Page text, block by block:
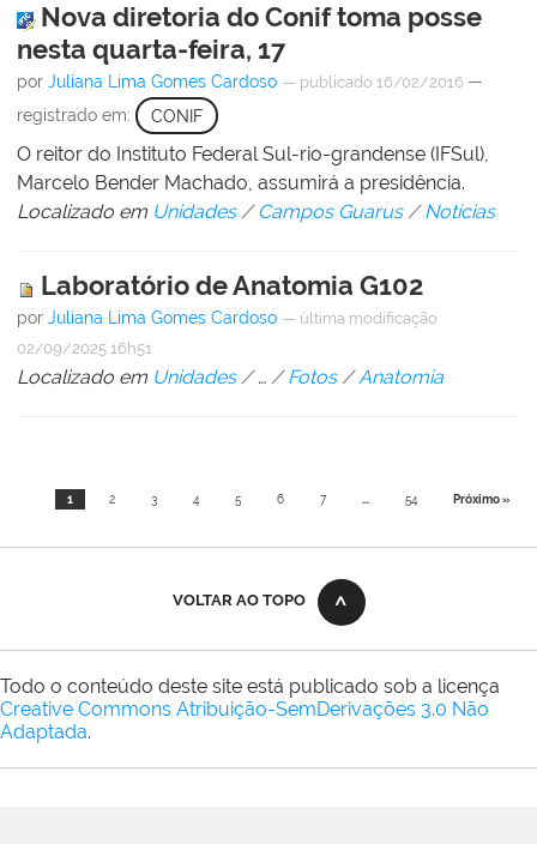
Nova diretoria do Conif toma posse
nesta quarta-feira, 17
por Juliana Lima Gomes Cardoso — publicado 16/02/2016 —
registrado em:
CONIF
O reitor do Instituto Federal Sul-rio-grandense (IFSul),
Marcelo Bender Machado, assumirá a presidência.
Localizado em Unidades / Campos Guarus /Notícias
Laboratório de Anatomia G102
por Juliana Lima Gomes Cardoso — última modificação
02/09/2025 16h51
Localizado em Unidades /… /Fotos /Anatomia
1 2 3 4 5 6 7 ... 54 Próximo »
VOLTAR AO TOPO
Todo o conteúdo deste site está publicado sob a licença
Creative Commons Atribuição-SemDerivações 3.0 Não
Adaptada.